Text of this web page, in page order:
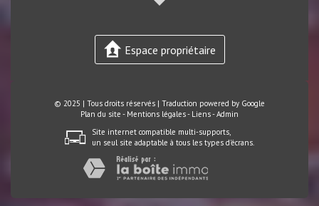
Espace propriétaire
© 2025 | Tous droits réservés | Traduction powered by Google
Plan du site - Mentions légales- Liens-Admin
Site internet compatible multi-supports,
un seul site adaptable à tous les types d'écrans.